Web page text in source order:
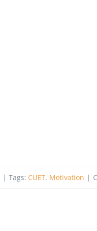
| Tags: CUET, Motivation |